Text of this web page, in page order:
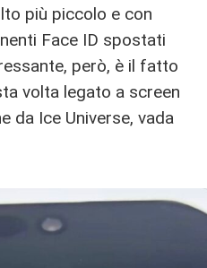
più piccolo e con
Face ID spostati
però, è il fatto
volta legato a screen
da Ice Universe, vada